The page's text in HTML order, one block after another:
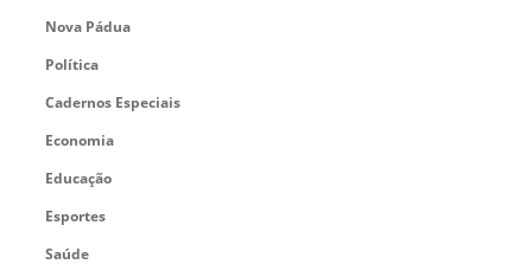
Nova Pádua
Política
Cadernos Especiais
Economia
Educação
Esportes
Saúde